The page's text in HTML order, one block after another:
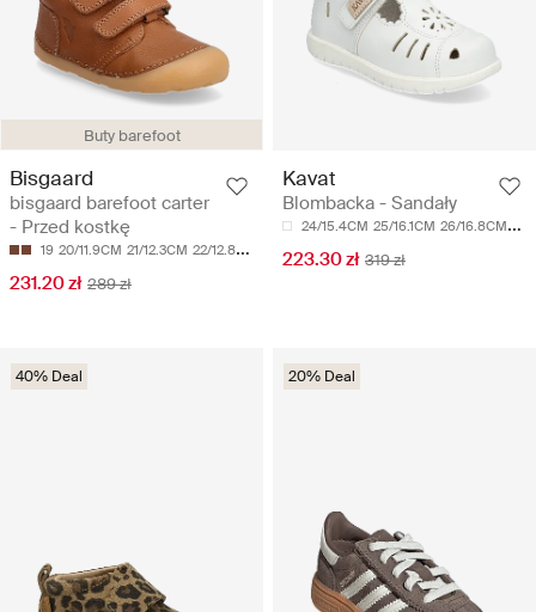
Buty barefoot
Bisgaard
bisgaard barefoot carter
- Przed kostkę
19 20/11.9CM 21/12.3CM 22/12.8CM 23/13.2CM
231.20 zł 289 zł
Kavat
Blombacka - Sandały
24/15.4CM 25/16.1CM 26/16.8CM 27/
223.30 zł 319 zł
40% Deal 20% Deal